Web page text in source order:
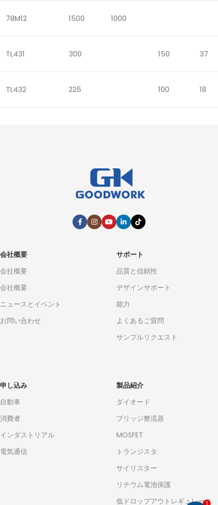
78M12 1500 1000
TL431 300 150 37
TL432 225 100 18
会社概要
会社概要
会社概要
ニュースとイベント
お問い合わせ
サポート
品質と信頼性
デザインサポート
能力
よくあるご質問
サンプルリクエスト
申し込み
自動車
消費者
インダストリアル
電気通信
製品紹介
ダイオード
ブリッジ整流器
MOSFET
トランジスタ
サイリスター
リチウム電池保護
低ドロップアウトレギュレータ
1